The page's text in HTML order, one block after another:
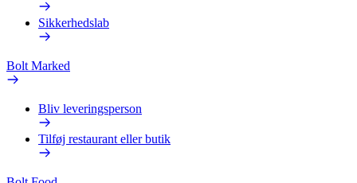
Sikkerhedslab
Bolt Marked
Bliv leveringsperson
Tilføj restaurant eller butik